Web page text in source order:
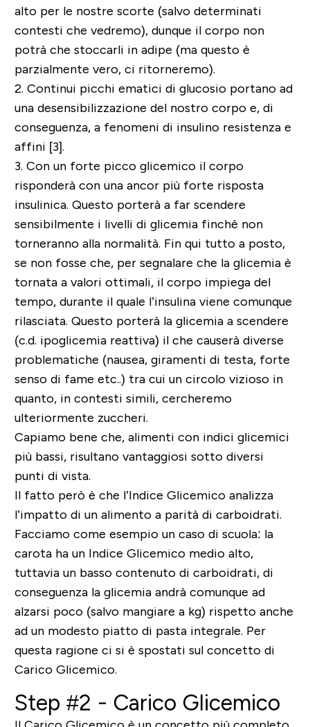
alto per le nostre scorte (salvo determinati
contesti che vedremo), dunque il corpo non
potrà che stoccarli in adipe (ma questo è
parzialmente vero, ci ritorneremo).
2. Continui picchi ematici di glucosio portano ad
una desensibilizzazione del nostro corpoe, di
conseguenza, a fenomeni di insulino resistenza e
affini [3].
3. Con un forte picco glicemico il corpo
risponderà con una ancor più forte risposta
insulinica. Questo porterà a far scendere
sensibilmente i livelli di glicemiafinchè non
torneranno alla normalità. Fin qui tutto a posto,
se non fosse che, per segnalare che la glicemia è
tornata a valori ottimali, il corpo impiega del
tempo, durante il quale l’insulina viene comunque
rilasciata. Questo porterà la glicemia a scendere
(c.d. ipoglicemia reattiva) il che causerà diverse
problematiche (nausea, giramenti di testa, forte
senso di fame etc..) tra cui un circolo vizioso in
quanto, in contesti simili, cercheremo
ulteriormente zuccheri.
Capiamo bene che, alimenti con indici glicemici
più bassi, risultano vantaggiosi sotto diversi
punti di vista.
Il fatto però è che l’Indice Glicemico analizza
l’impatto di un alimento a parità di carboidrati.
Facciamo come esempio un caso di scuola: la
carota ha un Indice Glicemico medio alto,
tuttavia un basso contenuto di carboidrati, di
conseguenza la glicemia andrà comunque ad
alzarsi poco (salvo mangiare a kg) rispetto anche
ad un modesto piatto di pasta integrale. Per
questa ragione ci si è spostati sul concetto di
Carico Glicemico.
Step #2 - Carico Glicemico